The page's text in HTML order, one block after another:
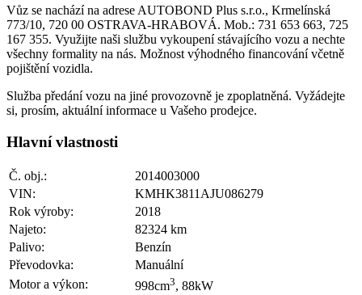
Vůz se nachází na adrese AUTOBOND Plus s.r.o., Krmelínská
773/10, 720 00 OSTRAVA-HRABOVÁ. Mob.: 731 653 663, 725
167 355. Využijte naši službu vykoupení stávajícího vozu a nechte
všechny formality na nás. Možnost výhodného financování včetně
pojištění vozidla.
Služba předání vozu na jiné provozovně je zpoplatněná. Vyžádejte
si, prosím, aktuální informace u Vašeho prodejce.
Hlavní vlastnosti
Č. obj.:
2014003000
VIN:
KMHK3811AJU086279
Rok výroby:
2018
Najeto:
82324 km
Palivo:
Benzín
Převodovka:
Manuální
Motor a výkon:
998cm3, 88kW